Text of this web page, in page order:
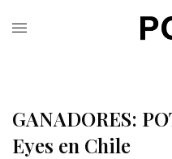
GANADORES:
Eyes en Chile